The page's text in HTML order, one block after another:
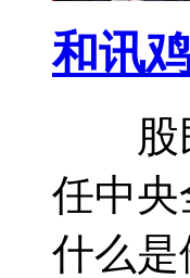
和讯
股民
任中
什么